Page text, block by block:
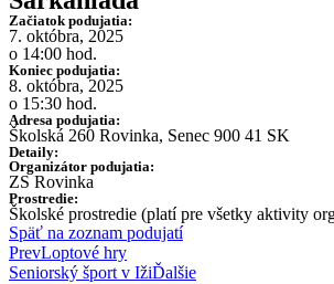
Začiatok podujatia:
7. októbra, 2025
o 14:00 hod.
Koniec podujatia:
8. októbra, 2025
o 15:30 hod.
Adresa podujatia:
Školská 260 Rovinka, Senec 900 41 SK
Detaily:
Organizátor podujatia:
ZS Rovinka
Prostredie:
Školské prostredie (platí pre všetky aktivity
Späť na zoznam podujatí
PrevLoptové hry
Seniorský šport v IžiĎalšie